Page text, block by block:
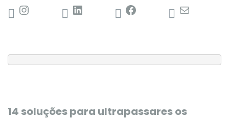
14 soluções para ultrapassares os